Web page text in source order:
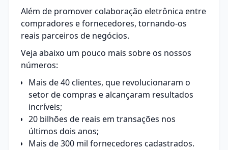
Além de promover colaboração eletrônica entre
compradores e fornecedores, tornando-os
reais parceiros de negócios.
Veja abaixo um pouco mais sobre os nossos
números:
Mais de 40 clientes, que revolucionaram o
setor de compras e alcançaram resultados
incríveis;
20 bilhões de reais em transações nos
últimos dois anos;
Mais de 300 mil fornecedores cadastrados.